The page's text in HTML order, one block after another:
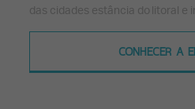
das cidades estância do litoral e
CONHECER A